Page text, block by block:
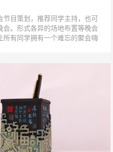
目策划，推荐同学主持，也可
会。形式各异的场地布置等晚会
所有同学拥有一个难忘的聚会嗨